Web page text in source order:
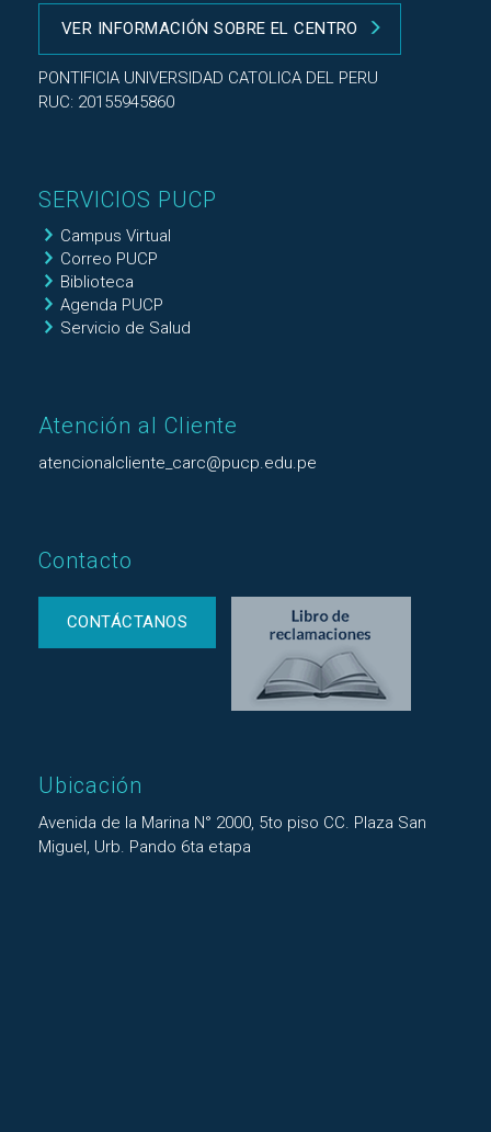
VER INFORMACIÓN SOBRE EL CENTRO
PONTIFICIA UNIVERSIDAD CATOLICA DEL PERU
RUC: 20155945860
SERVICIOS PUCP
Campus Virtual
Correo PUCP
Biblioteca
Agenda PUCP
Servicio de Salud
Atención al Cliente
atencionalcliente_carc@pucp.edu.pe
Contacto
CONTÁCTANOS
Ubicación
Avenida de la Marina N° 2000, 5to piso CC. Plaza San
Miguel, Urb. Pando 6ta etapa